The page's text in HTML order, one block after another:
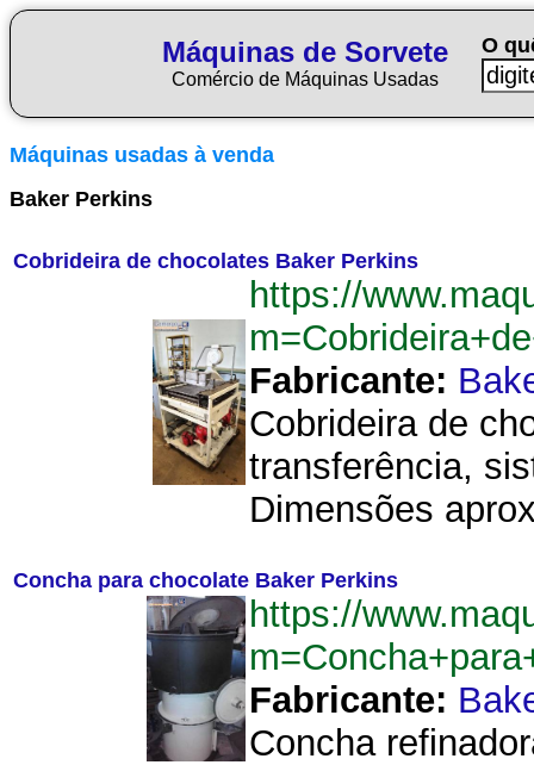
Máquinas de Sorvete
Comércio de Máquinas Usadas
O
Máquinas usadas à venda
Baker Perkins
Cobrideira de chocolates Baker Perkins
https://
Fabricante:
Cobrideira de
transferência,
Dimensões
Concha para chocolate Baker Perkins
https://
Fabricante:
Concha